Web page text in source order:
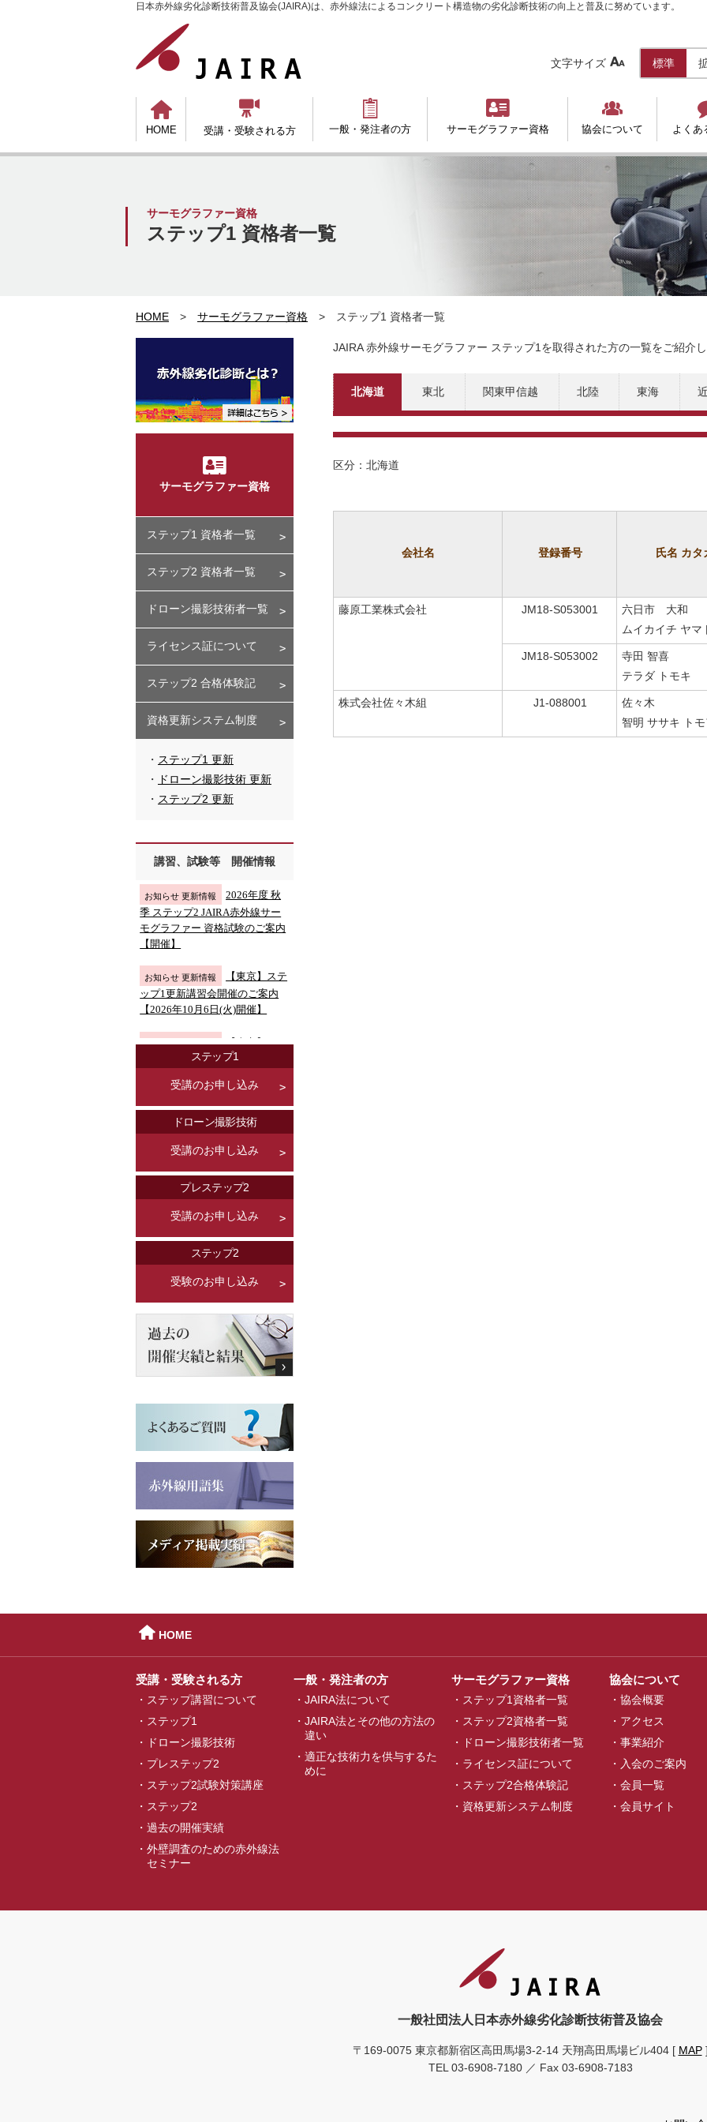
日本赤外線劣化診断技術普及協会(JAIRA)は、赤外線法によるコンクリート構造物の劣化診断技術の向上と普及に努めています。
文字サイズ  標準

HOME

受講・受験される方

一般・発注者の方

サーモグラファー資格

協会について よくあ
サーモグラファー資格
ステップ1 資格者一覧
HOME > サーモグラファー資格 > ステップ1 資格者一覧
JAIRA 赤外線サーモグラファー ステップ1を取得された方の一覧をご紹介
北海道 東北 関東甲信越 北陸 東海
区分：北海道
会社名 登録番号 氏名 カタ
藤原工業株式会社 JM18-S053001
六日市 大和
ムイカイチ ヤマ
JM18-S053002
寺田 智喜
テラダ トモキ
株式会社佐々木組 J1-088001
佐々木
智明 ササキ ト

サーモグラファー資格
ステップ1 資格者一覧
ステップ2 資格者一覧
ドローン撮影技術者一覧
ライセンス証について
ステップ2 合格体験記
資格更新システム制度
ステップ1 更新
ドローン撮影技術 更新
ステップ2 更新
講習、試験等 開催情報
ステップ1
受講のお申し込み
ドローン撮影技術
受講のお申し込み
プレステップ2
受講のお申し込み
ステップ2
受験のお申し込み
 HOME
受講・受験される方
ステップ講習について
ステップ1
ドローン撮影技術
プレステップ2
ステップ2試験対策講座
ステップ2
過去の開催実績
外壁調査のための赤外線法
セミナー
一般・発注者の方
JAIRA法について
JAIRA法とその他の方法の
違い
適正な技術力を供与するた
めに
サーモグラファー資格
ステップ1資格者一覧
ステップ2資格者一覧
ドローン撮影技術者一覧
ライセンス証について
ステップ2合格体験記
資格更新システム制度
協会について
協会概要
アクセス
事業紹介
入会のご案内
会員一覧
会員サイト
一般社団法人日本赤外線劣化診断技術普及協会
〒169-0075 東京都新宿区高田馬場3-2-14 天翔高田馬場ビル404 [ MAP
TEL 03-6908-7180 ／ Fax 03-6908-7183